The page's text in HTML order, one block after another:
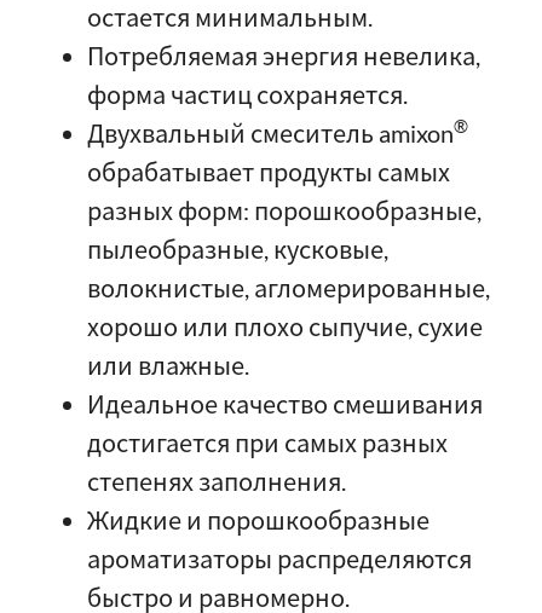
остается минимальным.
Потребляемая энергия невелика,
форма частиц сохраняется.
Двухвальный смеситель amixon®
обрабатывает продукты самых
разных форм: порошкообразные,
пылеобразные, кусковые,
волокнистые, агломерированные,
хорошо или плохо сыпучие, сухие
или влажные.
Идеальное качество смешивания
достигается при самых разных
степенях заполнения.
Жидкие и порошкообразные
ароматизаторы распределяются
быстро и равномерно.